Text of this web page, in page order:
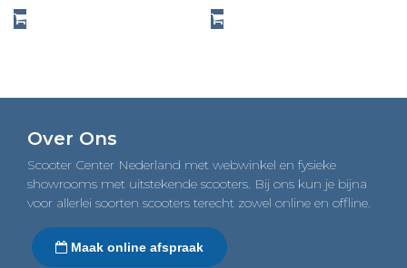
prijs
Over Ons
Scooter Center Nederland met webwinkel en fysieke
showrooms met uitstekende scooters. Bij ons kun je bijna
voor allerlei soorten scooters terecht zowel online en offline.
Maak online afspraak